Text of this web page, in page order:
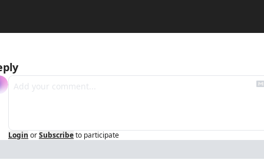
Login orSubscribeto participate